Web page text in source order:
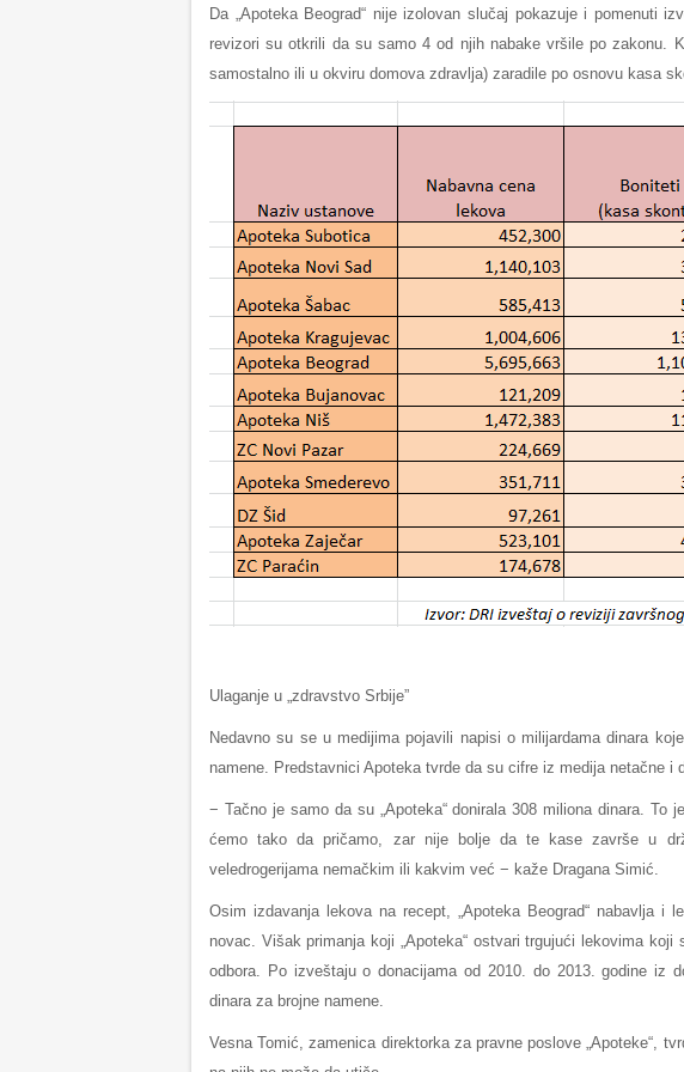
Da „Apoteka Beograd“ nije izolovan slučaj pokazuje i pomenuti
revizori su otkrili da su samo 4 od njih nabake vršile po zakonu.
samostalno ili u okviru domova zdravlja) zaradile po osnovu kasa
Ulaganje u „zdravstvo Srbije”
Nedavno su se u medijima pojavili napisi o milijardama dinara
namene. Predstavnici Apoteka tvrde da su cifre iz medija netačne i
− Tačno je samo da su „Аpotekа“ donirala 308 miliona dinara.
ćemo tako da pričamo, zar nije bolje da te kase završe u
veledrogerijama nemačkim ili kakvim već − kaže Dragana Simić.
Osim izdavanja lekova na recept, „Apoteka Beograd“ nabavlja i
novac. Višak primanja koji „Apoteka“ ostvari trgujući lekovima
odbora. Po izveštaju o donacijama od 2010. do 2013. godine iz
dinara za brojne namene.
Vesna Tomić, zamenica direktorka za pravne poslove „Apoteke“,